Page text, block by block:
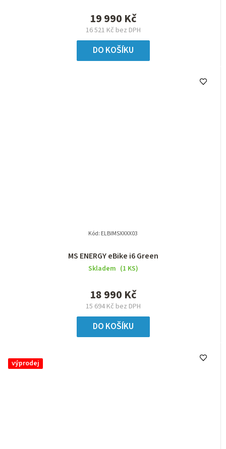
16 521 Kč bez DPH
19 990 Kč
DO KOŠÍKU
MS ENERGY eBike i6 Green
Skladem (1 KS)
15 694 Kč bez DPH
18 990 Kč
DO KOŠÍKU
Kód: ELBIMSXXXX03
výprodej